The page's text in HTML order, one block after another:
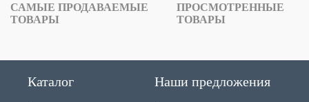
САМЫЕ ПРОДАВАЕМЫЕ
ТОВАРЫ
ПРОСМОТРЕННЫЕ
ТОВАРЫ
Каталог Наши предложения